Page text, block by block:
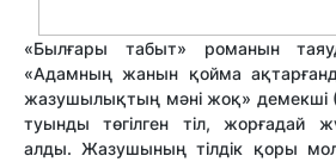
«Былғары табыт» романын
«Адамның жанын қойма
жазушылықтың мәні жоқ» демекші
туынды төгілген тіл, жорғадай
алды. Жазушының тілдік қоры